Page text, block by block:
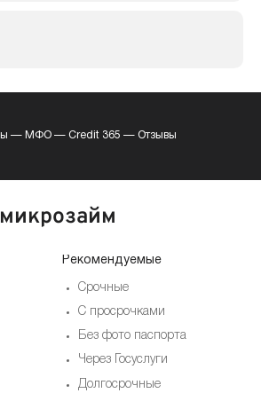
— МФО — Credit 365 — Отзывы
Рекомендуемые
Срочные
С просрочками
Без фото паспорта
Через Госуслуги
Долгосрочные